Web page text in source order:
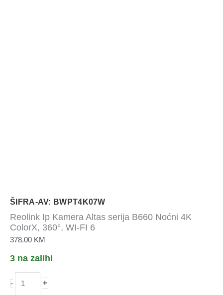
ŠIFRA-AV: BWPT4K07W
Reolink Ip Kamera Altas serija B660 Noćni 4K
ColorX, 360°, WI-FI 6
378.00 KM
3 na zalihi
- +